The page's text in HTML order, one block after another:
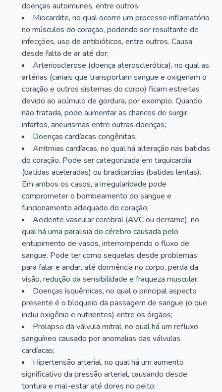
doenças autoimunes, entre outros;
Miocardite, no qual ocorre um processo inflamatório
no músculos do coração, podendo ser resultante de
infecções, uso de antibióticos, entre outros. Causa
desde falta de ar até dor;
Arteriosclerose (doença aterosclerótica), no qual as
artérias (canais que transportam sangue e oxigenam o
coração e outros sistemas do corpo) ficam estreitas
devido ao acúmulo de gordura, por exemplo. Quando
não tratada, pode aumentar as chances de surgir
infartos, aneurismas entre outras doenças;
Doenças cardíacas congênitas;
Arritmias cardíacas, no qual há alteração nas batidas
do coração. Pode ser categorizada em taquicardia
(batidas aceleradas) ou bradicardias (batidas lentas).
Em ambos os casos, a irregularidade pode
comprometer o bombeamento do sangue e
funcionamento adequado do coração;
Acidente vascular cerebral (AVC ou derrame), no
qual há uma paralisia do cérebro causada pelo
entupimento de vasos, interrompendo o fluxo de
sangue. Pode ter como sequelas desde problemas
para falar e andar, até dormência no corpo, perda da
visão, redução da sensibilidade e fraqueza muscular;
Doenças isquêmicas, no qual o principal aspecto
presente é o bloqueio da passagem de sangue (o que
inclui oxigênio e nutrientes) entre os órgãos;
Prolapso da válvula mitral, no qual há um refluxo
sanguíneo causado por anomalias das válvulas
cardíacas;
Hipertensão arterial, no qual há um aumento
significativo da pressão arterial, causando desde
tontura e mal-estar até dores no peito;